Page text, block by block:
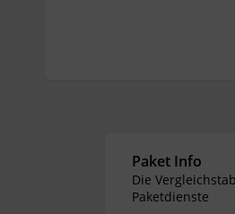
Paket Info
Die
Paketdienste